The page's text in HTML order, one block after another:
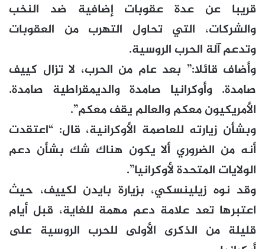
قريبا عن عدة عقوبات إضافية ضد النخب
والشركات، التي تحاول التهرب من العقوبات
وتدعم آلة الحرب الروسية.
وأضاف قائلا:” بعد عام من الحرب، لا تزال كييف
صامدة. وأوكرانيا صامدة والديمقراطية صامدة.
الأمريكيون معكم والعالم يقف معكم”.
وبشأن زيارته للعاصمة الأوكرانية، قال: “اعتقدت
أنه من الضروري ألا يكون هناك شك بشأن دعم
الولايات المتحدة لأوكرانيا”.
وقد نوه زيلينسكي، بزيارة بايدن لكييف، حيث
اعتبرها تعد علامة دعم مهمة للغاية، قبل أيام
قليلة من الذكرى الأولى للحرب الروسية على